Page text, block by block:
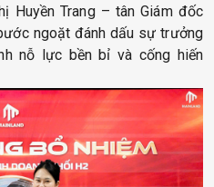
Huyền Trang – tân Giám đốc
ngoặt đánh dấu sự trưởng
nỗ lực bền bỉ và cống hiến